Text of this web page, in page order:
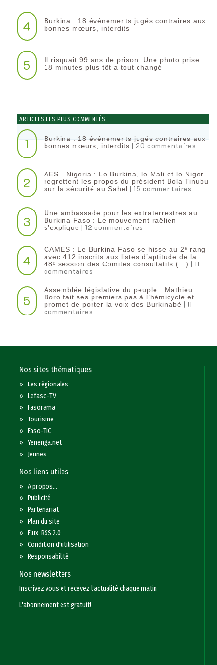
4
Burkina : 18 événements jugés contraires aux
bonnes mœurs, interdits
5
Il risquait 99 ans de prison. Une photo prise
18 minutes plus tôt a tout changé
ARTICLES LES PLUS COMMENTÉS
1
Burkina : 18 événements jugés contraires aux
bonnes mœurs, interdits | 20 commentaires
2
AES - Nigeria : Le Burkina, le Mali et le Niger
regrettent les propos du président Bola Tinubu
sur la sécurité au Sahel | 15 commentaires
3
Une ambassade pour les extraterrestres au
Burkina Faso : Le mouvement raëlien
s’explique | 12 commentaires
4
CAMES : Le Burkina Faso se hisse au 2ᵉ rang
avec 412 inscrits aux listes d’aptitude de la
48ᵉ session des Comités consultatifs (…) | 11
commentaires
5
Assemblée législative du peuple : Mathieu
Boro fait ses premiers pas à l’hémicycle et
promet de porter la voix des Burkinabè | 11
commentaires
Nos sites thématiques
»Les régionales
»Lefaso-TV
»Fasorama
»Tourisme
»Faso-TIC
»Yenenga.net
» Jeunes
Nos liens utiles
»A propos...
»Publicité
»Partenariat
»Plan du site
»Flux RSS 2.0
»Condition d'utilisation
»Responsabilité
Nos newsletters
Inscrivez vous et recevez l'actualité chaque matin
L'abonnement est gratuit!